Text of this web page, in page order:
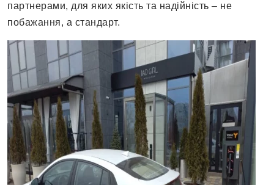
партнерами, для яких якість та надійність – не
побажання, а стандарт.